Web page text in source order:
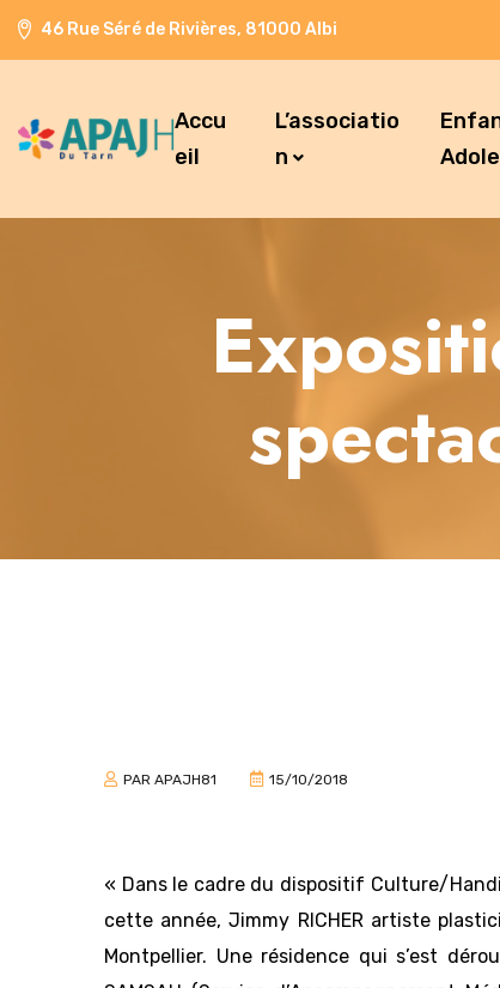
46 Rue Séré de Rivières, 81000 Albi
Accu
eil
L’associatio
n
PAR APAJH81 15/10/2018
« Dans le cadre du dispositif Culture/
cette année, Jimmy RICHER artiste
Montpellier. Une résidence qui s’est